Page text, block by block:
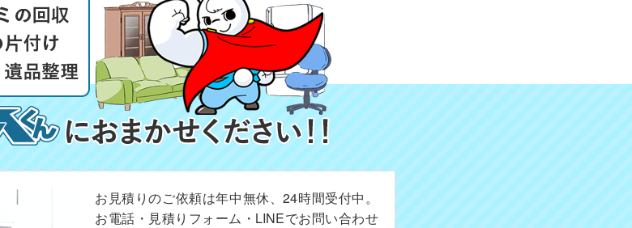
お見積りのご依頼は年中無休、24時間受付中。
お電話・見積りフォーム・LINEでお問い合わせ